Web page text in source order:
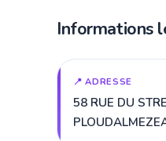
Informations
📍 ADRESSE
58 RUE DU